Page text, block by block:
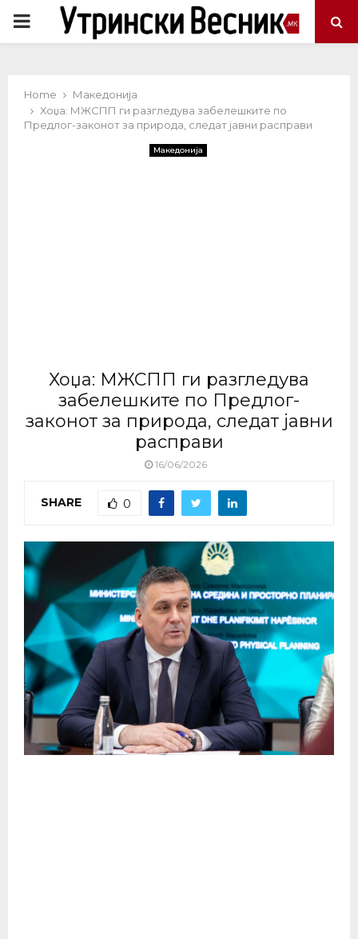
PRIMARY
Home
Македонија
Хоџа: МЖСПП ги разгледува забелешките по
Предлог-законот за природа, следат јавни расправи
Македонија
Хоџа: МЖСПП ги разгледува
забелешките по Предлог-
законот за природа, следат јавни
расправи
16/06/2026
SHARE 0